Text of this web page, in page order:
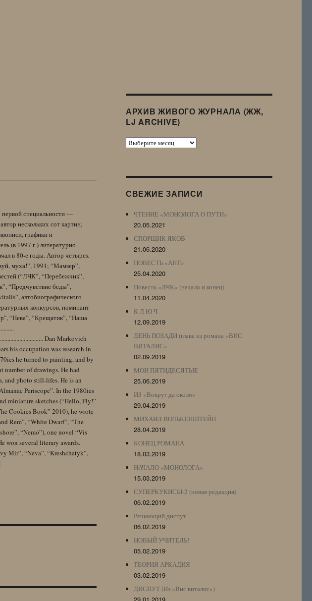
специальности —
нескольких сот картин,
графики и
(в 1997 г.) литературно-
в 80-е годы. Автор четырех
муха!”, 1991; “Мамзер”,
(“ЛЧК”, “Перебежчик”,
“Предчувствие беды”,
автобиографического
конкурсов, номинант
“Нева”, “Крещатик”, “Наша
Dan Markovich
his occupation was research in
he turned to painting, and by
number of drawings. He had
and photo still-lifes. He is an
Periscope”. In the 1980ies
miniature sketches (“Hello, Fly!”
Cookies Book” 2010), he wrote
Rem”, “White Dwarf”, “The
“Nemo”), one novel “Vis
won several literary awards.
Mir”, “Neva”, “Kreshchatyk”,
АРХИВ ЖИВОГО ЖУРНАЛА (ЖЖ,
LJ ARCHIVE)
Архив
Archive)
СВЕЖИЕ ЗАПИСИ
ЧТЕНИЕ «МОНОЛОГА О ПУТИ»
20.05.2021
СПОРЩИК ЯКОВ
21.06.2020
ПОВЕСТЬ «АНТ»
25.04.2020
Повесть «ЛЧК» (начало и конец)
11.04.2020
К Л Ю Ч
12.09.2019
ДЕНЬ ПОЗАДИ (глава из романа «ВИС
ВИТАЛИС»
02.09.2019
МОИ ПЯТИДЕСЯТЫЕ
25.06.2019
ИЗ «Вокруг да около»
29.04.2019
МИХАИЛ ВОЛЬКЕНШТЕЙН
28.04.2019
КОНЕЦ РОМАНА
18.03.2019
НАЧАЛО «МОНОЛОГА»
15.03.2019
СУПЕРКУКИСЫ-2 (новая редакция)
06.02.2019
Решающий диспут
06.02.2019
НОВЫЙ УЧИТЕЛЬ!
05.02.2019
ТЕОРИЯ АРКАДИЯ
03.02.2019
ДИСПУТ (Из «Вис виталис»)